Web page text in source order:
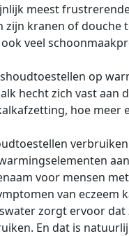
meest
kranen of douche
veel
op
hecht zich vast aan
hoe
voor mensen
van eczeem
zorgt ervoor
En dat is